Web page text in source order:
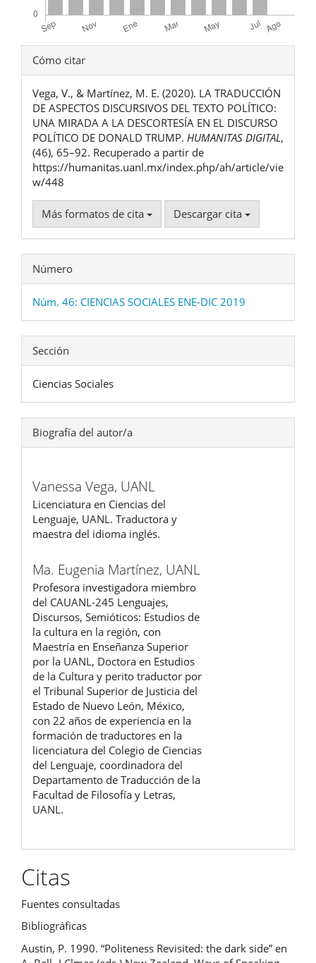
Detalles
del
artículo
Cómo citar
Vega, V., & Martínez, M. E. (2020). LA TRADUCCIÓN
DE ASPECTOS DISCURSIVOS DEL TEXTO POLÍTICO:
UNA MIRADA A LA DESCORTESÍA EN EL DISCURSO
POLÍTICO DE DONALD TRUMP. HUMANITAS DIGITAL,
(46), 65–92. Recuperado a partir de
https://humanitas.uanl.mx/index.php/ah/article/vie
w/448
Más formatos de cita Descargar cita
Número
Núm. 46: CIENCIAS SOCIALES ENE-DIC 2019
Sección
Ciencias Sociales
Biografía del autor/a
Vanessa Vega, UANL
Licenciatura en Ciencias del
Lenguaje, UANL. Traductora y
maestra del idioma inglés.
Ma. Eugenia Martínez, UANL
Profesora investigadora miembro
del CAUANL-245 Lenguajes,
Discursos, Semióticos: Estudios de
la cultura en la región, con
Maestría en Enseñanza Superior
por la UANL, Doctora en Estudios
de la Cultura y perito traductor por
el Tribunal Superior de Justicia del
Estado de Nuevo León, México,
con 22 años de experiencia en la
formación de traductores en la
licenciatura del Colegio de Ciencias
del Lenguaje, coordinadora del
Departamento de Traducción de la
Facultad de Filosofía y Letras,
UANL.
Citas
Fuentes consultadas
Bibliográficas
Austin, P. 1990. “Politeness Revisited: the dark side” en